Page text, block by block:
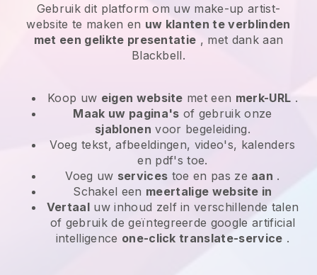
Gebruik dit platform om uw make-up artist-
website te maken en uw klanten te verblinden
met een gelikte presentatie , met dank aan
Blackbell.
Koop uw eigen website met een merk-URL .
Maak uw pagina's of gebruik onze
sjablonen voor begeleiding.
Voeg tekst, afbeeldingen, video's, kalenders
en pdf's toe.
Voeg uw services toe en pas ze aan .
Schakel een meertalige website in
Vertaal uw inhoud zelf in verschillende talen
of gebruik de geïntegreerde google artificial
intelligence one-click translate-service .